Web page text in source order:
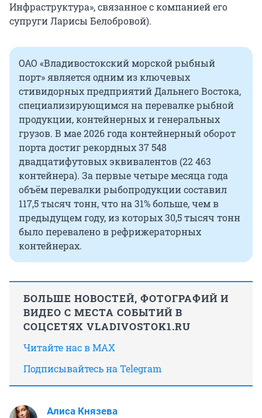
Инфраструктура», связанное с компанией его
супруги Ларисы Белобровой).
ОАО «Владивостокский морской рыбный
порт» является одним из ключевых
стивидорных предприятий Дальнего Востока,
специализирующимся на перевалке рыбной
продукции, контейнерных и генеральных
грузов. В мае 2026 года контейнерный оборот
порта достиг рекордных 37 548
двадцатифутовых эквивалентов (22 463
контейнера). За первые четыре месяца года
объём перевалки рыбопродукции составил
117,5 тысяч тонн, что на 31% больше, чем в
предыдущем году, из которых 30,5 тысяч тонн
было перевалено в рефрижераторных
контейнерах.
БОЛЬШЕ НОВОСТЕЙ, ФОТОГРАФИЙ И
ВИДЕО С МЕСТА СОБЫТИЙ В
СОЦСЕТЯХ VLADIVOSTOK1.RU
Читайте нас в MAX
Подписывайтесь на Telegram
Алиса Князева